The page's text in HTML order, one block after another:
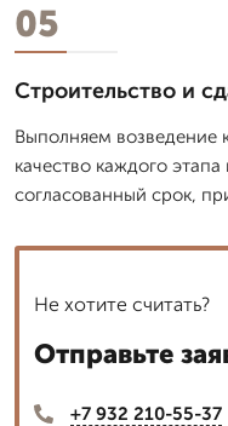
05
Строительство и
Выполняем возведение
качество каждого
согласованный срок,
Не хотите считать?
Отправьте
+7 932 210-55-37